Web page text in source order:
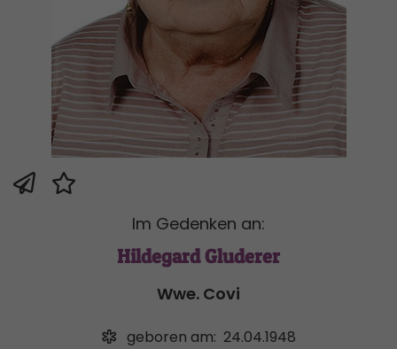
Im Gedenken an:
Hildegard Gluderer
Wwe. Covi
geboren am: 24.04.1948